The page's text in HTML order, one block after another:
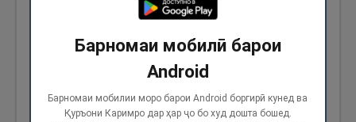
ва даъво мекард, ки он зани дигар дасташро
маҷрӯҳ сохтааст. Мавзӯъашон ба Ибни
Аббос (р) расид. Ибни Аббос (р) гуфт:
ҳар кас тавре, ки даъво мекунад, бидиҳанд,
Барномаи мобилӣ барои
Android
Барномаи мобилии моро барои Android боргирӣ кунед ва
Қуръони Каримро дар ҳар ҷо бо худ дошта бошед.